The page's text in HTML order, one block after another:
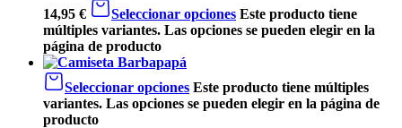
14,95 € Seleccionar opciones Este producto tiene
múltiples variantes. Las opciones se pueden elegir en la
página de producto
Seleccionar opciones Este producto tiene múltiples
variantes. Las opciones se pueden elegir en la página de
producto